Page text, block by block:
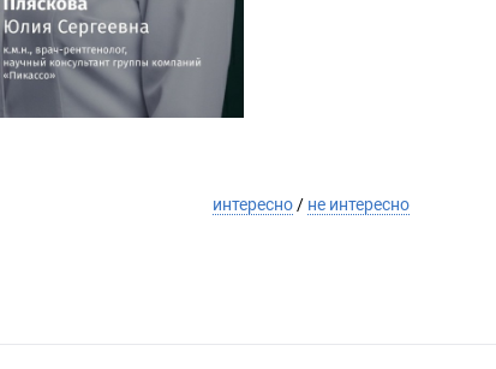
интересно / не интересно